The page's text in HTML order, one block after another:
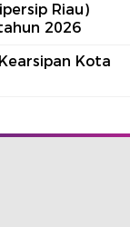
Riau)
2026
Kota